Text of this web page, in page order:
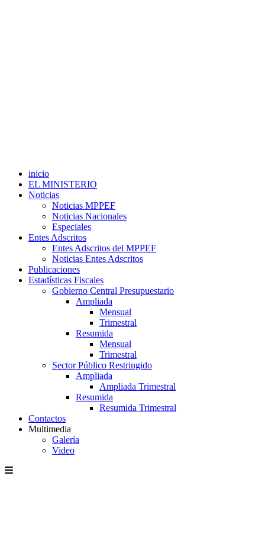
inicio
EL MINISTERIO
Noticias
Noticias MPPEF
Noticias Nacionales
Especiales
Entes Adscritos
Entes Adscritos del MPPEF
Noticias Entes Adscritos
Publicaciones
Estadísticas Fiscales
Gobierno Central Presupuestario
Ampliada
Mensual
Trimestral
Resumida
Mensual
Trimestral
Sector Público Restringido
Ampliada
Ampliada Trimestral
Resumida
Resumida Trimestral
Contactos
Multimedia
Galería
Video